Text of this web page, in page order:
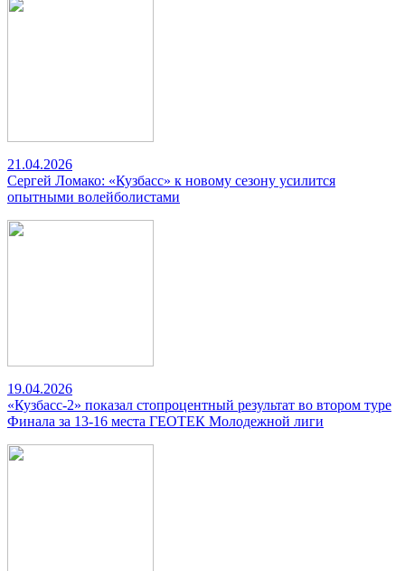
21.04.2026
Сергей Ломако: «Кузбасс» к новому сезону усилится
опытными волейболистами
19.04.2026
«Кузбасс-2» показал стопроцентный результат во втором туре
Финала за 13-16 места ГЕОТЕК Молодежной лиги